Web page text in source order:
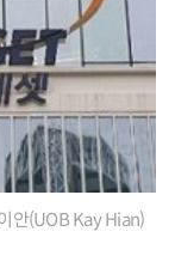
안(UOB Kay Hian)